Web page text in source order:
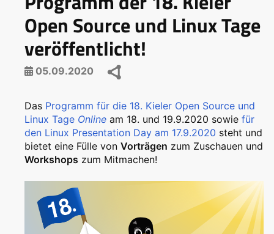
Open Source und Linux Tage
veröffentlicht!
05.09.2020
Das Programm für die 18. Kieler Open Source und
Linux Tage Online am 18. und 19.9.2020 sowie für
den Linux Presentation Day am 17.9.2020 steht und
bietet eine Fülle von Vorträgen zum Zuschauen und
Workshops zum Mitmachen!